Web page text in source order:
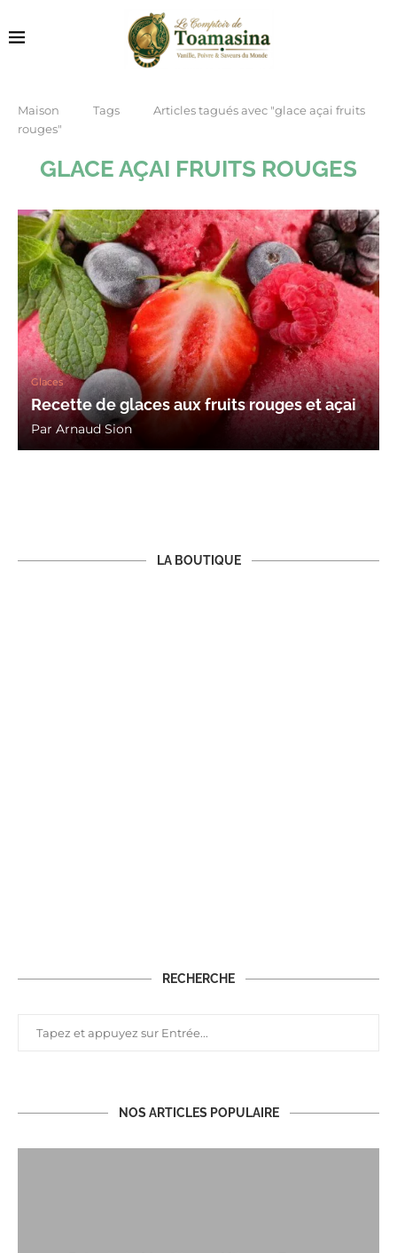
Maison Tags
Articles tagués avec "glace açai fruits
rouges"
GLACE AÇAI FRUITS ROUGES
Glaces
Recette de glaces aux fruits rouges et açai
Par Arnaud Sion
LA BOUTIQUE
RECHERCHE
NOS ARTICLES POPULAIRE